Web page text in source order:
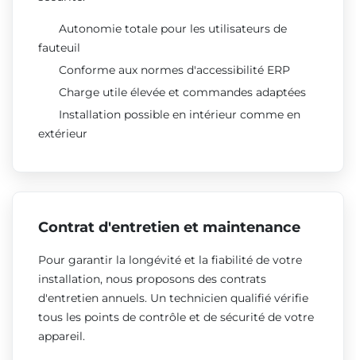
Autonomie totale pour les utilisateurs de
fauteuil
Conforme aux normes d'accessibilité ERP
Charge utile élevée et commandes adaptées
Installation possible en intérieur comme en
extérieur
Contrat d'entretien et maintenance
Pour garantir la longévité et la fiabilité de votre
installation, nous proposons des contrats
d'entretien annuels. Un technicien qualifié vérifie
tous les points de contrôle et de sécurité de votre
appareil.